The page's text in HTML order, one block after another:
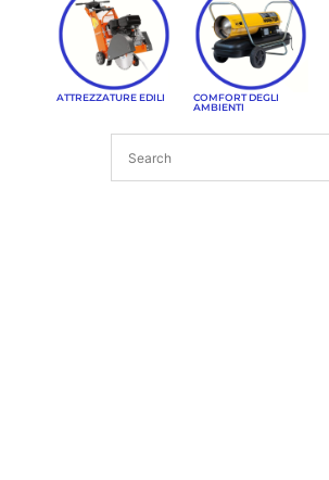
ATTREZZATURE EDILI
COMFORT DEGLI
AMBIENTI